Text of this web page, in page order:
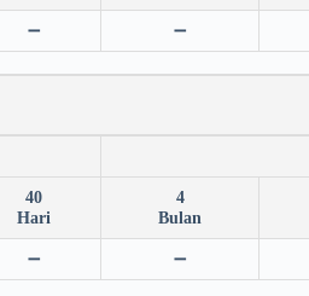
➖ ➖
40
Hari
4
Bulan
➖ ➖